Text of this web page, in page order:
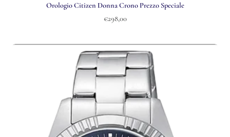
Orologio Citizen Donna Crono Prezzo Speciale
€298,00